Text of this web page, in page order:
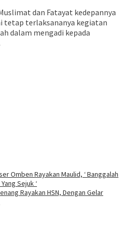
dan Fatayat kedepannya
tetap terlaksananya kegiatan
dalam mengadi kepada
Omben Rayakan Maulid, ‘ Banggalah
Sejuk ‘
Rayakan HSN, Dengan Gelar